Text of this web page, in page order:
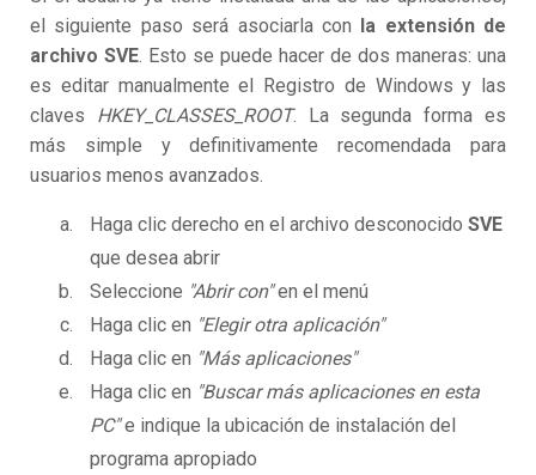
el siguiente paso será asociarla con la extensión de
archivo SVE. Esto se puede hacer de dos maneras: una
es editar manualmente el Registro de Windows y las
claves HKEY_CLASSES_ROOT. La segunda forma es
más simple y definitivamente recomendada para
usuarios menos avanzados.
Haga clic derecho en el archivo desconocido SVE
que desea abrir
Seleccione "Abrir con"en el menú
Haga clic en "Elegir otra aplicación"
Haga clic en "Más aplicaciones"
Haga clic en "Buscar más aplicaciones en esta
PC"e indique la ubicación de instalación del
programa apropiado